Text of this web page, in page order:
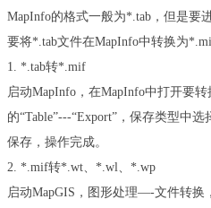
MapInfo的格式一般为*.tab ，但是要
要将*.tab文件在MapInfo中转换为
1. *.tab转*.mif
启动MapInfo ，在MapInfo中打开要转
的“Table”---“Export” ，保存类型中选
保存，操作完成。
2. *.mif转*.wt *.wl
*.wp
启动MapGIS ，图形处理—-文件转换